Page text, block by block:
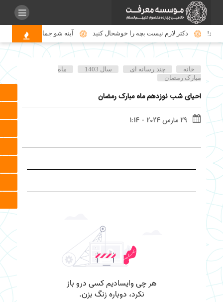
شود! دکتر لازم نیست بچه را خوشحال کنید آینه شو جمال پری طلعتان
خانه چند رسانه ای سال 1403
ماه
مبارک رمضان
احیای شب نوزدهم ماه مبارک رمضان
29 مارس 2024 - 1:14